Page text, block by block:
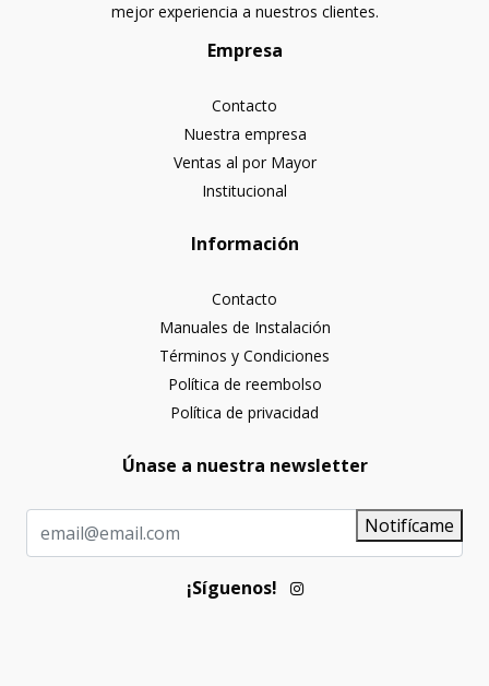
mejor experiencia a nuestros clientes.
Empresa
Contacto
Nuestra empresa
Ventas al por Mayor
Institucional
Información
Contacto
Manuales de Instalación
Términos y Condiciones
Política de reembolso
Política de privacidad
Únase a nuestra newsletter
Notifícame
¡Síguenos!